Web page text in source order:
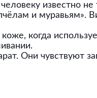
известно не
и муравьям».
когда
Они чувствуют